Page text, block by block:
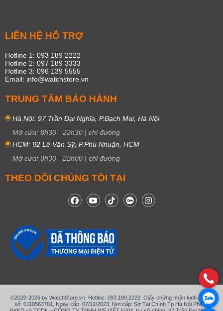
LIÊN HỆ HỖ TRỢ
Hotline 1: 093 189 2222
Hotline 2: 097 189 3333
Hotline 3: 096 139 5555
Email: info@watchstore.vn
TRUNG TÂM BẢO HÀNH
Hà Nội: 97 Trần Đại Nghĩa, P.Bạch Mai, Hà Nội
Mở cửa: 8h30 - 22h30 | chỉ đường
HCM: 92 Lê Văn Sỹ, P.Phú Nhuận, HCM
Mở cửa: 8h30 - 22h00 | chỉ đường
THEO DÕI CHÚNG TÔI TẠI
©2020-2026 by WatchStore.vn. Hotline: 093.189.2222. Giấy chứng nhận kinh doanh
số: 0110563781, Ngày cấp: 07/12/2023, Nơi cấp: Sở Tài Chính Tp Hà Nội Phòng